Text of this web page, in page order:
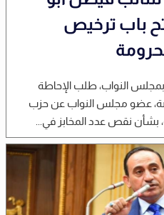
باب ترخيص
النواب، طلب الإحاطة
عضو مجلس النواب عن حزب
نقص عدد المخابز في...